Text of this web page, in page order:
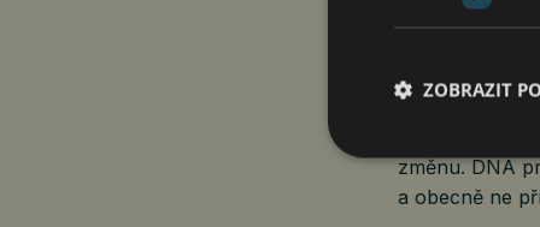
se bojí
281 995, ale
o některé
změnu. DNA
a obecně ne
ZOBRAZIT